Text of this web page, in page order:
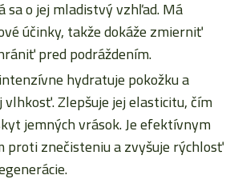
sa o jej mladistvý vzhľad. Má
účinky, takže dokáže zmierniť
pred podráždením.
hydratuje pokožku a
vlhkosť. Zlepšuje jej elasticitu, čím
jemných vrások. Je efektívnym
proti znečisteniu a zvyšuje rýchlosť